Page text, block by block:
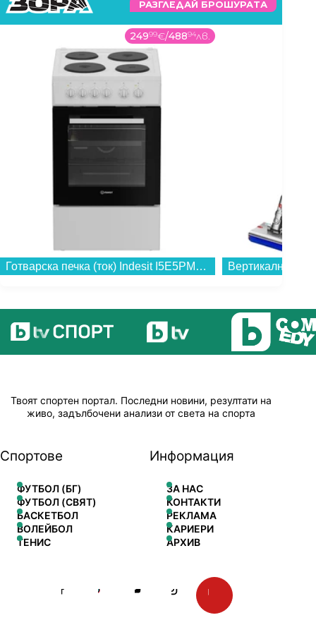
РАЗГЛЕДАЙ БРОШУРАТА
24999€/48894лв.
Готварска печка (ток) Indesit I5E5PMW , 4 ток , Бял...
Твоят спортен портал. Последни новини, резултати на
живо, задълбочени анализи от света на спорта
Спортове
ФУТБОЛ (БГ)
ФУТБОЛ (СВЯТ)
БАСКЕТБОЛ
ВОЛЕЙБОЛ
ТЕНИС
Информация
ЗА НАС
КОНТАКТИ
РЕКЛАМА
КАРИЕРИ
АРХИВ